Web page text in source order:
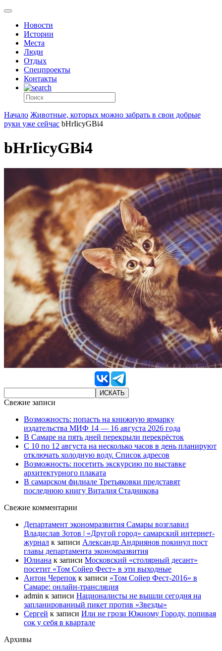
Новости
Истории
Места
Люди
Отдых
Спецпроекты
Контакты
Начало Животные, которых можно забрать в свои добрые
руки уже сейчас bHrIicyGBi4
bHrIicyGBi4
Свежие записи
Возможность: попасть на книжную ярмарку
издательства МИФ 14 — 16 августа 2026 года
В Самаре на пять дней перекрыли перекрёсток
С 10 по 12 августа на несколько часов в день планируют
отключать холодную воду. Список адресов
Возможность: посетить экскурсию по выставке
архитектурного плаката
В самарском филиале Третьяковки представят
последнюю книгу Виталия Стадникова
Свежие комментарии
Департамент экономразвития Самары возглавил
Владислав Зотов | «Другой город» самарский интернет-
журнал к записи Александр Андриянов покинул пост
главы департамента экономразвития
Юлиана к записи Московский «столярный десант»
посетит «Том Сойер Фест» в эти выходные
Антон Черепок к записи «Том Сойер Фест-2016» в
Самаре: онлайн-трансляция
admin к записи Националисты не вышли сегодня на
запланированный пикет против «Звезды»
Сергей к записи Или не грози Южному Городу, попивая
сок у себя в квартале
Архивы